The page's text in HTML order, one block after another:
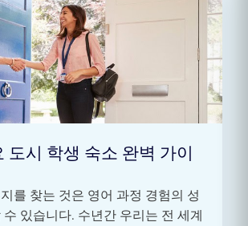
도시 학생 숙소 완벽 가이
를 찾는 것은 영어 과정 경험의 성
있습니다. 수년간 우리는 전 세계